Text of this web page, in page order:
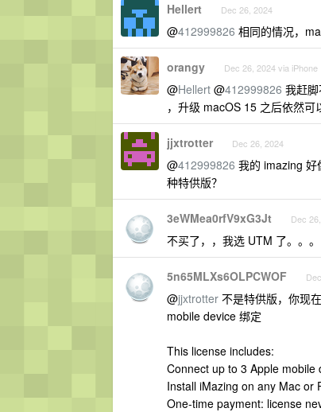
Hellert Dec 26, 2024
@412999826 相同的情况，
orangy Dec 26, 2024 via iPhone
@Hellert @412999826 我赶
，升级 macOS 15 之后依然
jjxtrotter Dec 26, 2024
@412999826 我的 imazing 好
种特供版？
3eWMea0rfV9xG3Jt Dec
不买了，，我选 UTM 了。。。
5n65MLXs6OLPCWOF
@jjxtrotter 不是特供版，你现
mobile device 绑定
This license includes:
Connect up to 3 Apple mobile
Install iMazing on any Mac or
One-time payment: license